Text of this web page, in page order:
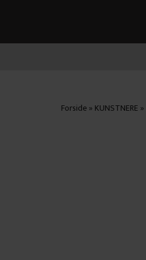
Forside» KUNSTNERE »